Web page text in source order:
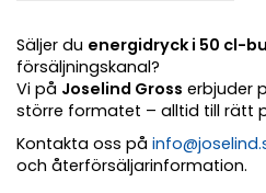
Säljer du energidryck i 50 cl-
försäljningskanal?
Vi på Joselind Gross erbjuder
större formatet – alltid till rätt
Kontakta oss på
och återförsäljarinformation.